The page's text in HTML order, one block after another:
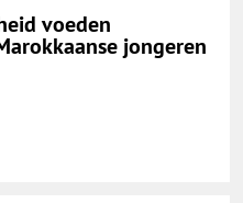
voeden
jongeren